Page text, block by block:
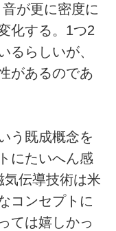
が更に密度に
化する。1つ2
るらしいが、
があるのであ
う既成概念を
にたいへん感
伝導技術は米
コンセプトに
ては嬉しかっ